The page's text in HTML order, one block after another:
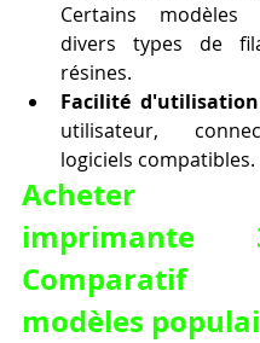
Certains modèles
divers types de
résines.
Facilité d'utilisation
utilisateur,
logiciels compatibles.
Acheter
modèles